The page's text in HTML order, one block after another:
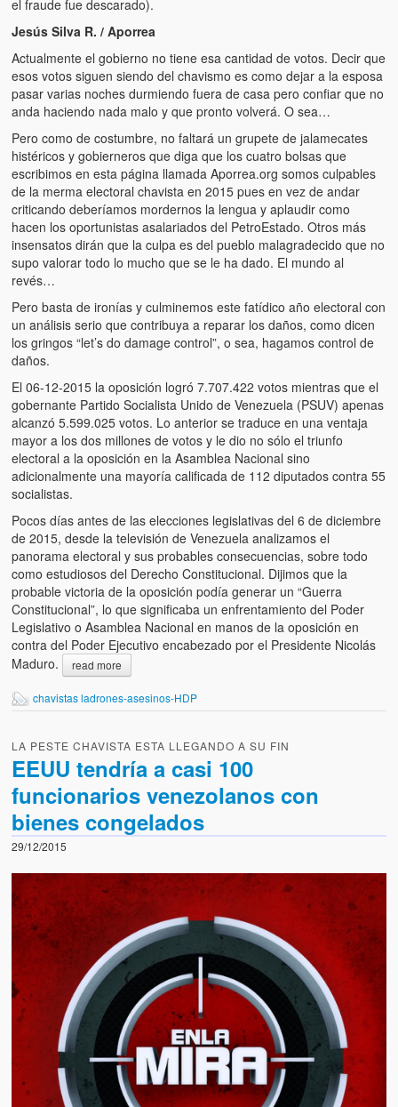
el fraude fue descarado).
Jesús Silva R. / Aporrea
Actualmente el gobierno no tiene esa cantidad de votos. Decir que
esos votos siguen siendo del chavismo es como dejar a la esposa
pasar varias noches durmiendo fuera de casa pero confiar que no
anda haciendo nada malo y que pronto volverá. O sea…
Pero como de costumbre, no faltará un grupete de jalamecates
histéricos y gobierneros que diga que los cuatro bolsas que
escribimos en esta página llamada Aporrea.org somos culpables
de la merma electoral chavista en 2015 pues en vez de andar
criticando deberíamos mordernos la lengua y aplaudir como
hacen los oportunistas asalariados del PetroEstado. Otros más
insensatos dirán que la culpa es del pueblo malagradecido que no
supo valorar todo lo mucho que se le ha dado. El mundo al
revés…
Pero basta de ironías y culminemos este fatídico año electoral con
un análisis serio que contribuya a reparar los daños, como dicen
los gringos “let’s do damage control”, o sea, hagamos control de
daños.
El 06-12-2015 la oposición logró 7.707.422 votos mientras que el
gobernante Partido Socialista Unido de Venezuela (PSUV) apenas
alcanzó 5.599.025 votos. Lo anterior se traduce en una ventaja
mayor a los dos millones de votos y le dio no sólo el triunfo
electoral a la oposición en la Asamblea Nacional sino
adicionalmente una mayoría calificada de 112 diputados contra 55
socialistas.
Pocos días antes de las elecciones legislativas del 6 de diciembre
de 2015, desde la televisión de Venezuela analizamos el
panorama electoral y sus probables consecuencias, sobre todo
como estudiosos del Derecho Constitucional. Dijimos que la
probable victoria de la oposición podía generar un “Guerra
Constitucional”, lo que significaba un enfrentamiento del Poder
Legislativo o Asamblea Nacional en manos de la oposición en
contra del Poder Ejecutivo encabezado por el Presidente Nicolás
Maduro.
read more
chavistas ladrones-asesinos-HDP
LA PESTE CHAVISTA ESTA LLEGANDO A SU FIN
EEUU tendría a casi 100
funcionarios venezolanos con
bienes congelados
29/12/2015